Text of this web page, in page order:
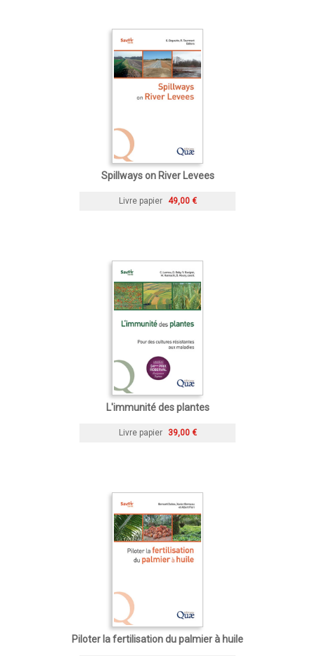
Spillways on River Levees
Livre papier 49,00 €
L'immunité des plantes
Livre papier 39,00 €
Piloter la fertilisation du palmier à huile